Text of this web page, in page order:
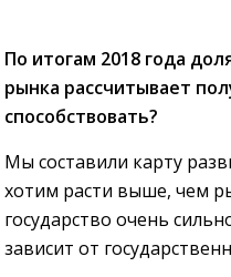
По итогам 2018 года
рынка рассчитывает
способствовать?
Мы составили карту
хотим расти выше, чем
государство очень
зависит от